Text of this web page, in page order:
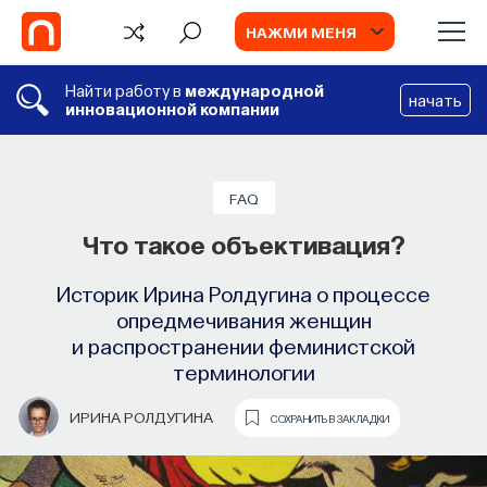
НАЖМИ МЕНЯ
Найти работу в международной
инновационной компании
начать
FAQ
Что такое объективация?
Историк Ирина Ролдугина о процессе
опредмечивания женщин
и распространении феминистской
терминологии
ИРИНА РОЛДУГИНА СОХРАНИТЬ В ЗАКЛАДКИ
Химия между нейронами:
вещества, которые управляют нами
внимание, воля связаны с передачей
сигналов от нейромедиаторов?
ВЯЧЕСЛАВ ДУБЫНИН СОХРАНИТЬ В ЗАКЛАДКИ